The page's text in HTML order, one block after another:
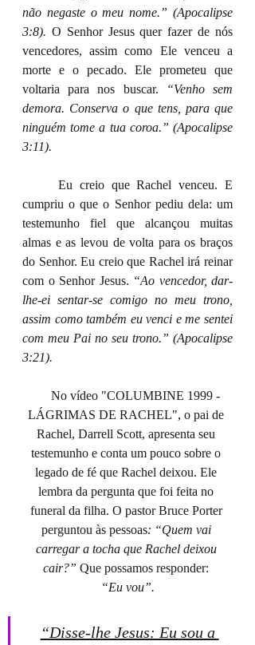
não negaste o meu nome.” (Apocalipse
3:8). O Senhor Jesus quer fazer de nós
vencedores, assim como Ele venceu a
morte e o pecado. Ele prometeu que
voltaria para nos buscar.
“Venho sem
demora. Conserva o que tens, para que
ninguém tome a tua coroa.” (Apocalipse
3:11).
cumpriu o que o Senhor pediu dela: um
testemunho fiel que alcançou muitas
almas e as levou de volta para os braços
do Senhor. Eu creio que Rachel irá reinar
com o Senhor Jesus. “Ao vencedor, dar-
lhe-ei sentar-se comigo no meu trono,
assim como também eu venci e me sentei
com meu Pai no seu trono.” (Apocalipse
3:21).
LÁGRIMAS DE RACHEL", o pai de
Rachel, Darrell Scott, apresenta seu
testemunho e conta um pouco sobre o
legado de fé que Rachel deixou. Ele
lembra da pergunta que foi feita no
funeral da filha. O pastor Bruce Porter
perguntou às pessoas: “Quem vai
carregar a tocha que Rachel deixou
cair?” Que possamos responder:
“Eu vou”.
“Disse-lhe Jesus: Eu sou a